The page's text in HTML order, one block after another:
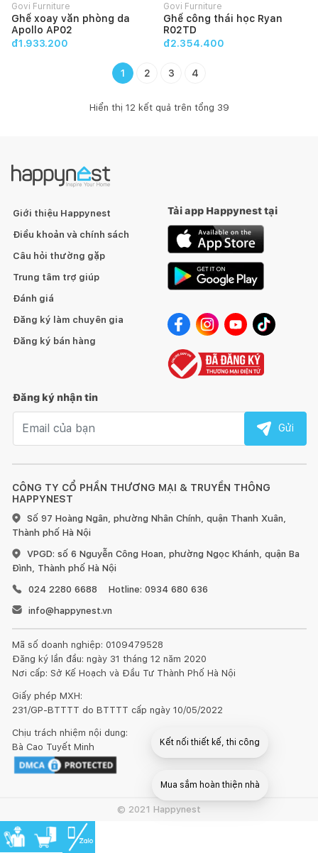
Govi Furniture
Ghế xoay văn phòng da
Apollo AP02
đ1.933.200
Govi Furniture
Ghế công thái học Ryan
R02TD
đ2.354.400
1 2 3 4
Hiển thị 12 kết quả trên tổng 39
CÔNG TY CỔ PHẦN THƯƠNG MẠI & TRUYỀN THÔNG
HAPPYNEST
Số 97 Hoàng Ngân, phường Nhân Chính, quận Thanh Xuân,
Thành phố Hà Nội
VPGD: số 6 Nguyễn Công Hoan, phường Ngọc Khánh, quận Ba
Đình, Thành phố Hà Nội
024 2280 6688
Hotline: 0934 680 636
info@happynest.vn
Mã số doanh nghiệp: 0109479528
Đăng ký lần đầu: ngày 31 tháng 12 năm 2020
Nơi cấp: Sở Kế Hoạch và Đầu Tư Thành Phố Hà Nội
Giấy phép MXH:
231/GP-BTTTT do BTTTT cấp ngày 10/05/2022
Chịu trách nhiệm nội dung:
Bà Cao Tuyết Minh
Giới thiệu Happynest
Điều khoản và chính sách
Câu hỏi thường gặp
Trung tâm trợ giúp
Đánh giá
Đăng ký làm chuyên gia
Đăng ký bán hàng
Tải app Happynest tại
Đăng ký nhận tin
Gửi
© 2021 Happynest
Kết nối thiết kế, thi công
Mua sắm hoàn thiện nhà